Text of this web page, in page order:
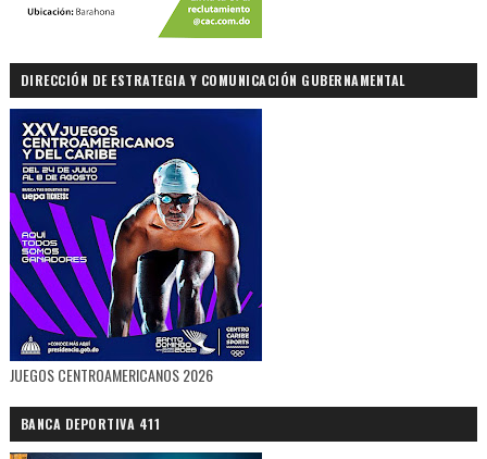
DIRECCIÓN DE ESTRATEGIA Y COMUNICACIÓN GUBERNAMENTAL
JUEGOS CENTROAMERICANOS 2026
BANCA DEPORTIVA 411